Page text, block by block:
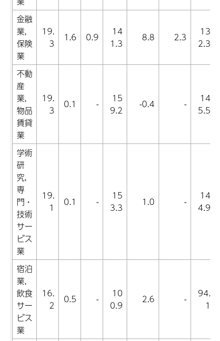
金融
業,
保険
業
19.
3
1.6 0.9
14
1.3
8.8 2.3
13
2.3
不動
産
業,
物品
賃貸
業
19.
3
0.1 -
15
9.2
-0.4 -
14
5.5
学術
研
究,
専
門・
技術
サー
ビス
業
19.
1
0.1 -
15
3.3
1.0 -
14
4.9
宿泊
業,
飲食
サー
ビス
業
16.
2
0.5 -
10
0.9
2.6 -
94.
1